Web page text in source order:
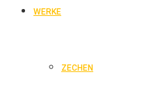
WERKE
ZECHEN